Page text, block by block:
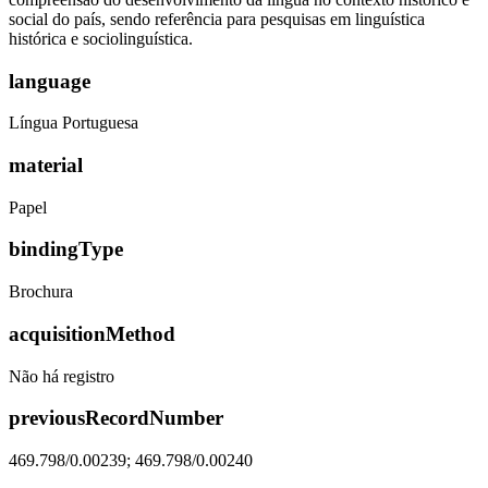
social do país, sendo referência para pesquisas em linguística
histórica e sociolinguística.
language
Língua Portuguesa
material
Papel
bindingType
Brochura
acquisitionMethod
Não há registro
previousRecordNumber
469.798/0.00239; 469.798/0.00240